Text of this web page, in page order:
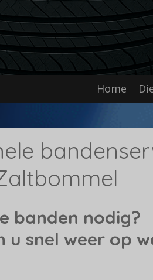
Home
banden nodig?
u snel weer op